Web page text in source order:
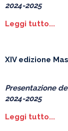
2024-2025
Leggi tutto...
XIV edizione
Presentazione
2024-2025
Leggi tutto...